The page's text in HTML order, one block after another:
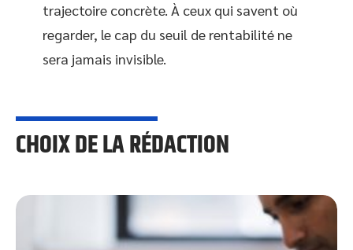
trajectoire concrète. À ceux qui savent où
regarder, le cap du seuil de rentabilité ne
sera jamais invisible.
CHOIX DE LA RÉDACTION